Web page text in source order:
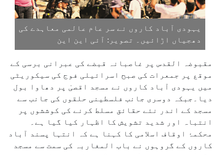
یہودی آباد کاروں نے سر عام عالمی معاہدے کی
دھجیاں اڑائیں۔ تصویر: آئی این این
مقبوضہ القدس پر غاصبانہ قبضے کی عبرانی برسی کے
موقع پر جمعرات کی صبح اسرائیلی فوج کی سیکوریٹی
میں یہودی آباد کاروں نے مسجد اقصیٰ پر دھاوا بول
دیا۔جبکہ دوسری جانب فلسطینی حلقوں کی جانب سے
مسجد کے اندر نئے حقائق مسلط کرنے کی کوششوں پر
انتباہ اور شدید تشویش کا اظہار کیا گیا ہے۔
محکمۂ اوقاف اسلامی کا کہنا ہے کہ انتہا پسند آباد
کاروں کے گروہوں نے باب المغاربہ کی سمت سے مسجد